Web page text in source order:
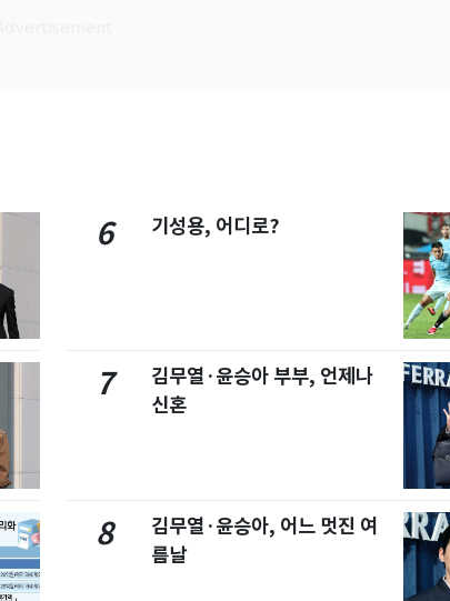
6 기성용, 어디로?
7
김무열·윤승아 부부, 언제나
신혼
8
김무열·윤승아, 어느 멋진 여
름날